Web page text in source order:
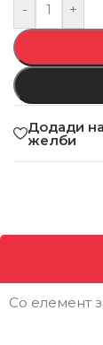
-
+
Додади
желби
Со елемент